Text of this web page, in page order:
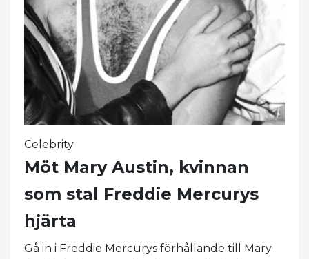
Celebrity
Möt Mary Austin, kvinnan
som stal Freddie Mercurys
hjärta
Gå in i Freddie Mercurys förhållande till Mary